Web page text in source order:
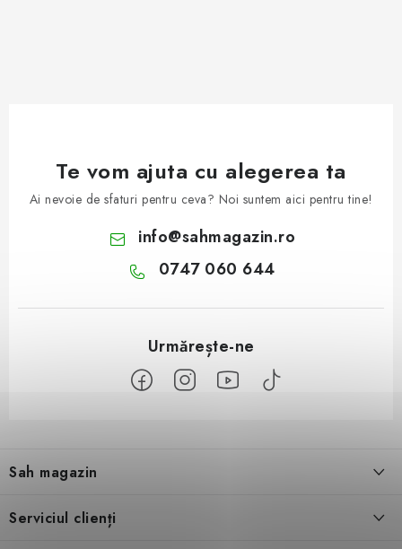
Te vom ajuta cu alegerea ta
Ai nevoie de sfaturi pentru ceva? Noi suntem aici pentru tine!
info@sahmagazin.ro
0747 060 644
b
o
Sah magazin
Serviciul clienți